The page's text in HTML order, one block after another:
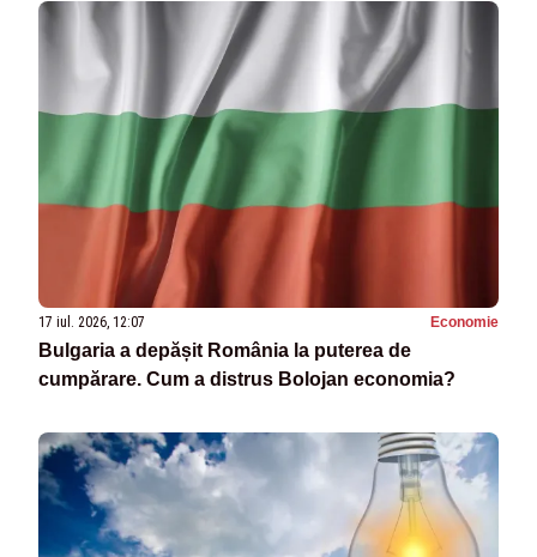
17 iul. 2026, 12:07 Economie
Bulgaria a depășit România la puterea de
cumpărare. Cum a distrus Bolojan economia?